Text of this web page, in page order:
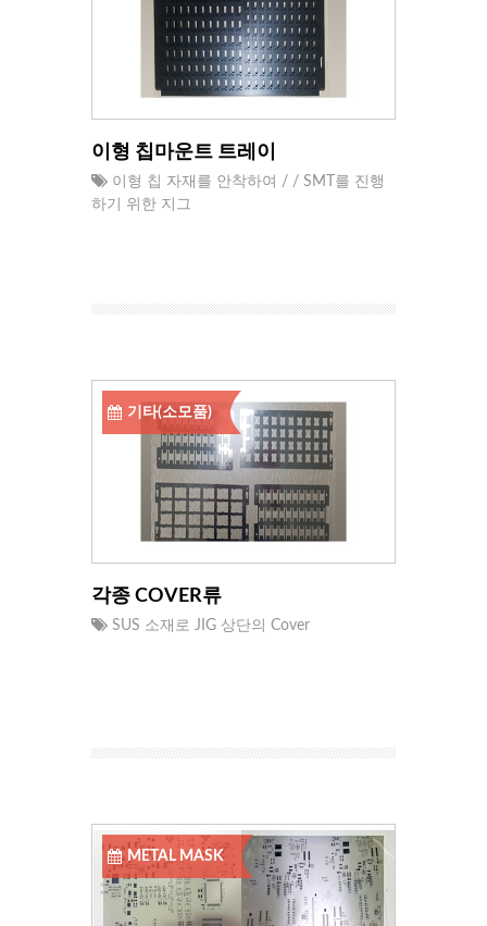
이형 칩마운트 트레이
이형 칩 자재를 안착하여 / / SMT를 진행
하기 위한 지그
기타(소모품)
각종 COVER류
SUS 소재로 JIG 상단의 Cover
METAL MASK